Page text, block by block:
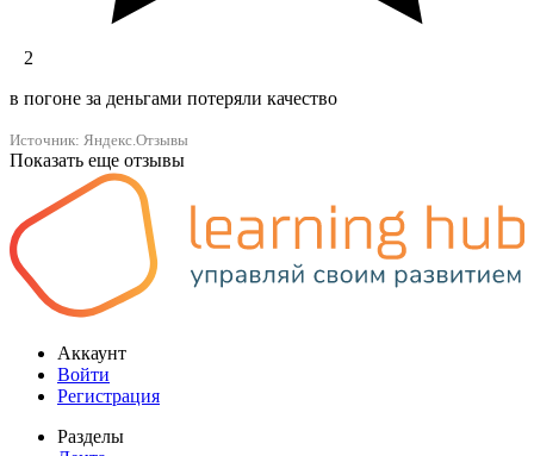
2
в погоне за деньгами потеряли качество
Источник: Яндекс.Отзывы
Показать еще отзывы
Аккаунт
Войти
Регистрация
Разделы